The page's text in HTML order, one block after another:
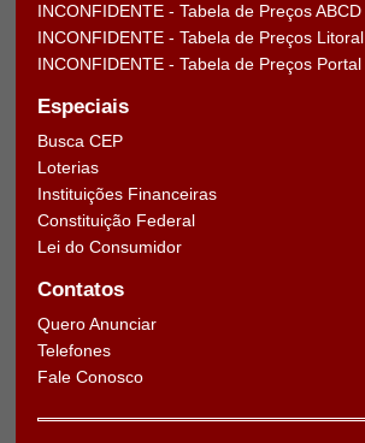
INCONFIDENTE - Tabela de Preços ABCD
INCONFIDENTE - Tabela de Preços Litoral
INCONFIDENTE - Tabela de Preços Portal
Especiais
Busca CEP
Loterias
Instituições Financeiras
Constituição Federal
Lei do Consumidor
Contatos
Quero Anunciar
Telefones
Fale Conosco